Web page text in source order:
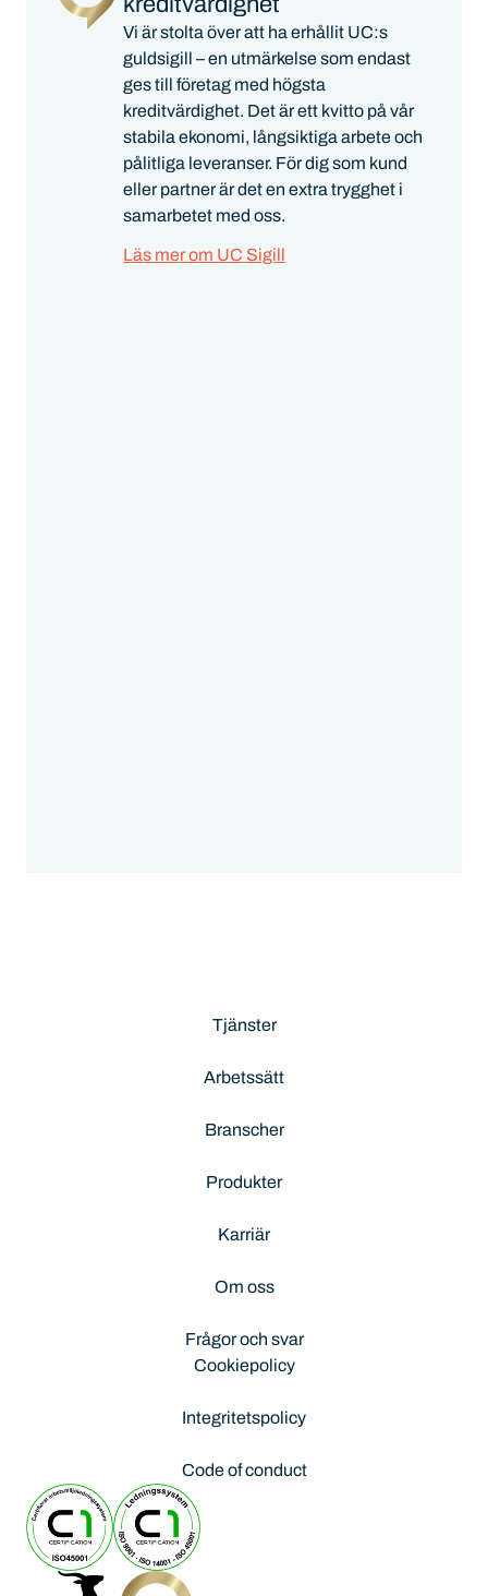
Vi är stolta över att ha erhållit UC:s
guldsigill – en utmärkelse som endast
ges till företag med högsta
kreditvärdighet. Det är ett kvitto på vår
stabila ekonomi, långsiktiga arbete och
pålitliga leveranser. För dig som kund
eller partner är det en extra trygghet i
samarbetet med oss.
Läs mer om UC Sigill
Tjänster
Arbetssätt
Branscher
Produkter
Karriär
Om oss
Frågor och svar
Cookiepolicy
Integritetspolicy
Code of conduct